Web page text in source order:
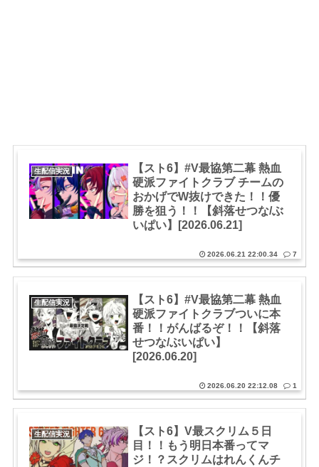
生配信実況
【スト6】#V最協第二幕 熱血
硬派ファイトクラブ チームの
おかげでW抜けできた！！優
勝を狙う！！【斜落せつな/ぶ
いぱい】[2026.06.21]
2026.06.21 22:00.34 7
生配信実況
【スト6】#V最協第二幕 熱血
硬派ファイトクラブついに本
番！！がんばるぞ！！【斜落
せつな/ぶいぱい】
[2026.06.20]
2026.06.20 22:12.08 1
生配信実況
【スト6】V最スクリム５日
目！！もう明日本番ってマ
ジ！？スクリムはれんくんチ